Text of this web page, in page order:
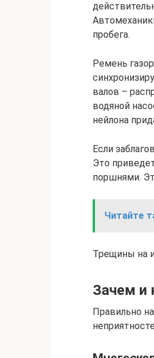
пробега.
Ремень
валов –
водяной
нейлона
Если
Это
поршнями.
Читайте
Трещины на
Зачем и
Правильно